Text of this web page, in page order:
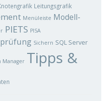
Leitungsgrafik
Menüleiste Modell-
PIETS PISA
Sichern SQL Server
Manager Tipps &